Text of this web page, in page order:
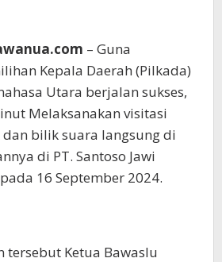
– Guna
Kepala Daerah (Pilkada)
Utara berjalan sukses,
Melaksanakan visitasi
bilik suara langsung di
di PT. Santoso Jawi
16 September 2024.
tersebut Ketua Bawaslu